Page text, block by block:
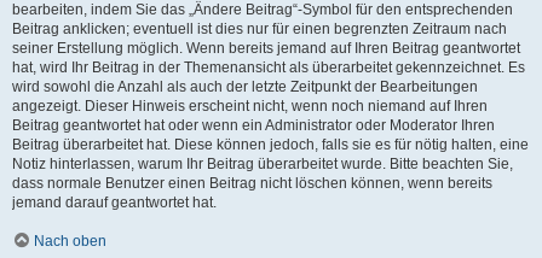
bearbeiten, indem Sie das „Ändere Beitrag“-Symbol für den entsprechenden
Beitrag anklicken; eventuell ist dies nur für einen begrenzten Zeitraum nach
seiner Erstellung möglich. Wenn bereits jemand auf Ihren Beitrag geantwortet
hat, wird Ihr Beitrag in der Themenansicht als überarbeitet gekennzeichnet. Es
wird sowohl die Anzahl als auch der letzte Zeitpunkt der Bearbeitungen
angezeigt. Dieser Hinweis erscheint nicht, wenn noch niemand auf Ihren
Beitrag geantwortet hat oder wenn ein Administrator oder Moderator Ihren
Beitrag überarbeitet hat. Diese können jedoch, falls sie es für nötig halten, eine
Notiz hinterlassen, warum Ihr Beitrag überarbeitet wurde. Bitte beachten Sie,
dass normale Benutzer einen Beitrag nicht löschen können, wenn bereits
jemand darauf geantwortet hat.
Nach oben